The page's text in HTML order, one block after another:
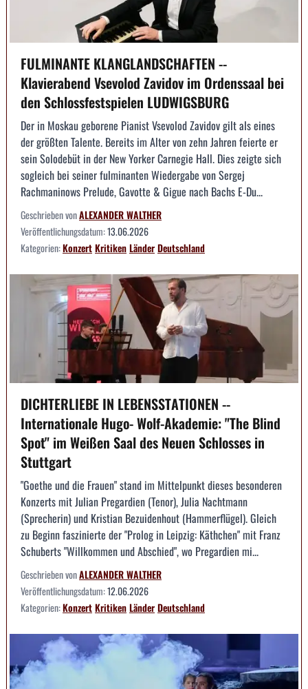
FULMINANTE KLANGLANDSCHAFTEN --
Klavierabend Vsevolod Zavidov im Ordenssaal bei
den Schlossfestspielen LUDWIGSBURG
Der in Moskau geborene Pianist Vsevolod Zavidov gilt als eines
der größten Talente. Bereits im Alter von zehn Jahren feierte er
sein Solodebüt in der New Yorker Carnegie Hall. Dies zeigte sich
sogleich bei seiner fulminanten Wiedergabe von Sergej
Rachmaninows Prelude, Gavotte & Gigue nach Bachs E-Du...
Geschrieben vonALEXANDER WALTHER
Veröffentlichungsdatum:13.06.2026
Kategorien:KonzertKritikenLänderDeutschland
DICHTERLIEBE IN LEBENSSTATIONEN --
Internationale Hugo- Wolf-Akademie: "The Blind
Spot" im Weißen Saal des Neuen Schlosses in
Stuttgart
"Goethe und die Frauen" stand im Mittelpunkt dieses besonderen
Konzerts mit Julian Pregardien (Tenor), Julia Nachtmann
(Sprecherin) und Kristian Bezuidenhout (Hammerflügel). Gleich
zu Beginn faszinierte der "Prolog in Leipzig: Käthchen" mit Franz
Schuberts "Willkommen und Abschied", wo Pregardien mi...
Geschrieben vonALEXANDER WALTHER
Veröffentlichungsdatum:12.06.2026
Kategorien:KonzertKritikenLänderDeutschland